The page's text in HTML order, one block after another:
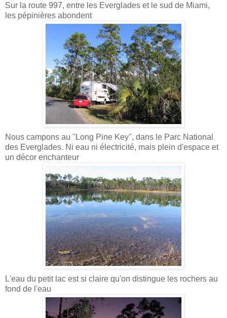
Sur la route 997, entre les Everglades et le sud de Miami,
les pépinières abondent
Nous campons au ''Long Pine Key'', dans le Parc National
des Everglades. Ni eau ni électricité, mais plein d'espace et
un décor enchanteur
L'eau du petit lac est si claire qu'on distingue les rochers au
fond de l'eau